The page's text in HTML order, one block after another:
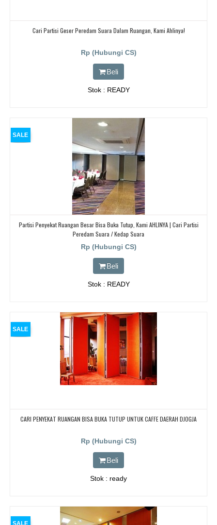
Cari Partisi Geser Peredam Suara Dalam Ruangan, Kami Ahlinya!
Rp (Hubungi CS)
Beli
Stok : READY
SALE
Partisi Penyekat Ruangan Besar Bisa Buka Tutup, Kami AHLINYA | Cari Partisi
Peredam Suara / Kedap Suara
Rp (Hubungi CS)
Beli
Stok : READY
SALE
CARI PENYEKAT RUANGAN BISA BUKA TUTUP UNTUK CAFFE DAERAH DJOGJA
Rp (Hubungi CS)
Beli
Stok : ready
SALE